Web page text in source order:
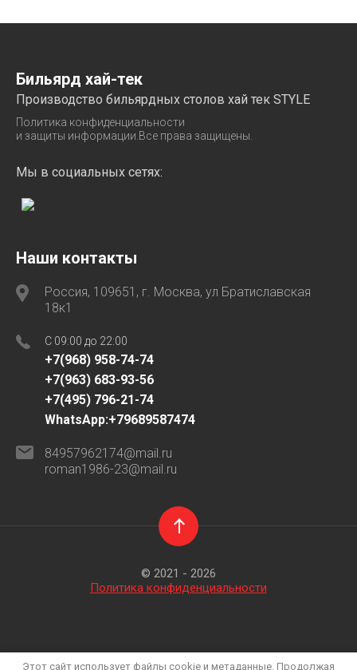
Бильярд хай-тек
Производство бильярдных столов хай тек STYLE
Политика конфиденциальности
и защиты информации.Все права защищены.
Мы в социальных сетях:
Наши контакты
Россия, 109651, г. Москва, ул Братиславская
18к1
C 09:00 до 22:00
+7(968) 958-74-74
+7(963) 683-93-56
+7(495) 796-21-74
WhatsApp:+79689587474
84957962174@mail.ru
roman1986-23@mail.ru
© 2021 - 2026
Политика конфиденциальности
Этот сайт использует файлы cookie и метаданные. Продолжая